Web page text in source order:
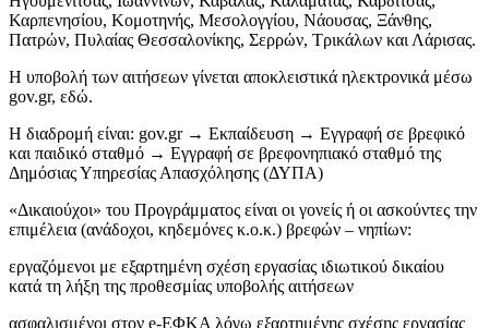
Καρπενησίου, Κομοτηνής, Μεσολογγίου, Νάουσας, Ξάνθης,
Πατρών, Πυλαίας Θεσσαλονίκης, Σερρών, Τρικάλων και Λάρισας.
Η υποβολή των αιτήσεων γίνεται αποκλειστικά ηλεκτρονικά μέσω
gov.gr, εδώ.
Η διαδρομή είναι: gov.gr → Εκπαίδευση → Εγγραφή σε βρεφικό
και παιδικό σταθμό → Εγγραφή σε βρεφονηπιακό σταθμό της
Δημόσιας Υπηρεσίας Απασχόλησης (ΔΥΠΑ)
«Δικαιούχοι» του Προγράμματος είναι οι γονείς ή οι ασκούντες την
επιμέλεια (ανάδοχοι, κηδεμόνες κ.ο.κ.) βρεφών – νηπίων:
εργαζόμενοι με εξαρτημένη σχέση εργασίας ιδιωτικού δικαίου
κατά τη λήξη της προθεσμίας υποβολής αιτήσεων
ασφαλισμένοι στον e-EΦΚΑ λόγω εξαρτημένης σχέσης εργασίας